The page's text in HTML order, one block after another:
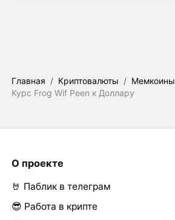
Главная / Криптовалюты / Мемкоины
Курс Frog Wif Peen к Доллару
О проекте
🤘 Паблик в телеграм
😎 Работа в крипте